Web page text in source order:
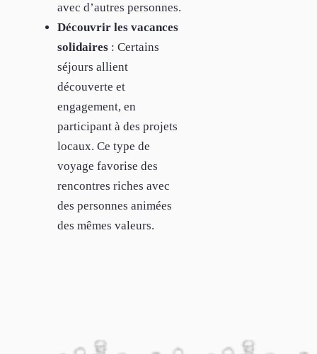
avec d’autres personnes.
Découvrir les vacances
solidaires : Certains
séjours allient
découverte et
engagement, en
participant à des projets
locaux. Ce type de
voyage favorise des
rencontres riches avec
des personnes animées
des mêmes valeurs.